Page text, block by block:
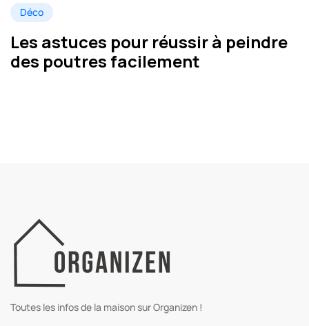
Déco
Les astuces pour réussir à peindre
des poutres facilement
Toutes les infos de la maison sur Organizen !